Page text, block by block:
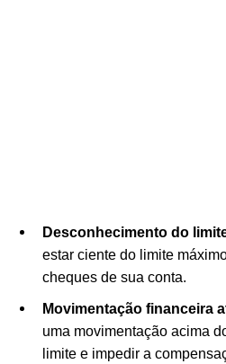
Desconhecimento do
estar ciente do limite
cheques de sua conta.
Movimentação financeira
uma movimentação acima
limite e impedir a